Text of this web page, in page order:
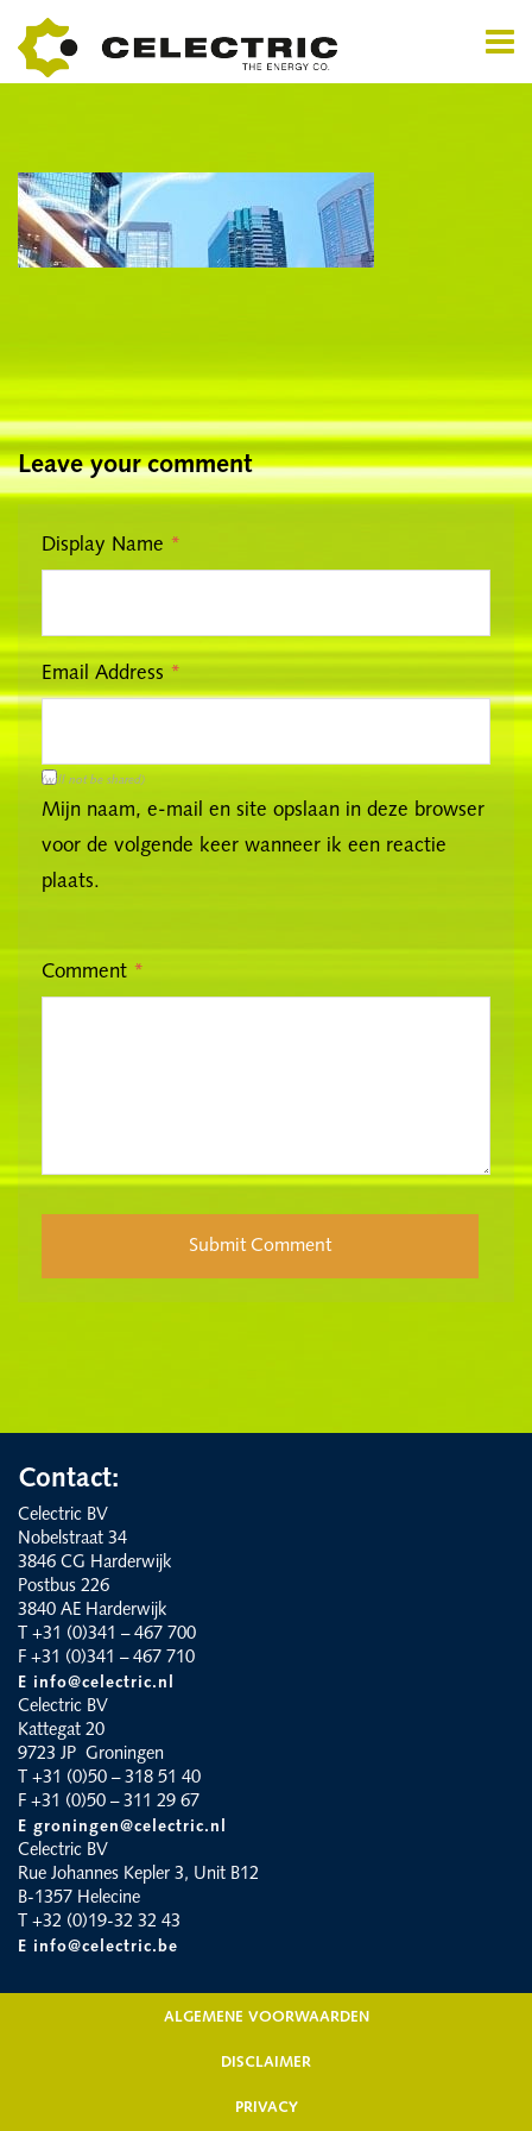
Leave your comment
Display Name *
Email Address *
(will not be shared)
Mijn naam, e-mail en site opslaan in deze browser
voor de volgende keer wanneer ik een reactie
plaats.
Comment *
Contact:
Celectric BV
Nobelstraat 34
3846 CG Harderwijk
Postbus 226
3840 AE Harderwijk
T +31 (0)341 – 467 700
F +31 (0)341 – 467 710
E info@celectric.nl
Celectric BV
Kattegat 20
9723 JP Groningen
T +31 (0)50 – 318 51 40
F +31 (0)50 – 311 29 67
E groningen@celectric.nl
Celectric BV
Rue Johannes Kepler 3, Unit B12
B-1357 Helecine
T +32 (0)19-32 32 43
E info@celectric.be
ALGEMENE VOORWAARDEN
DISCLAIMER
PRIVACY